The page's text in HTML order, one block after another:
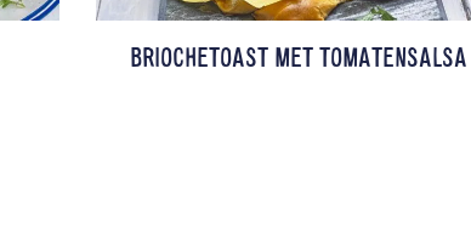
BRIOCHETOAST MET TOMATENSALSA